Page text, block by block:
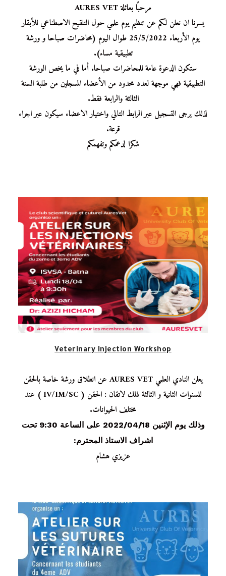
مرحبًا بعائلة AURES VET
يسرنا ان نعلن لكم عن تنظيم يوم علمي حول التلقيح الاصطناعي للأبقار
يوم الأربعاء 25/5/2022 طوال اليوم (محاضرات صباحا و ورشة
تطبيقية مساء).
ستكون الدعوة عامة للمحاضرات صباحا. أما في ما يخص الورشة
التطبيقية فهي موجهة لعدد محدود من الأعضاء المسجلين من طلبة السنة
الثالثة والرابعة فقط.
لذلك يرجى التسجيل عبر الرابط التالي واختيار الاعضاء سيكون عبر اجراء
قرعة.
شكرا لدعمكم وتفهمكم
Veterinary Injection Workshop
يعلن النادي العلمي AURES VET عن انطلاق ورشة خاصة بالحقن
للسنوات الثانية و الثالثة ذلك لاتقان : الحقن ( IV/IM/SC ) عند
مختلف الحيوانات.
وذلك يوم الإثنين 2022/04/18 على الساعة 9:30 تحت
اشراف الاستاذ المحترم:
عزيزي هشام